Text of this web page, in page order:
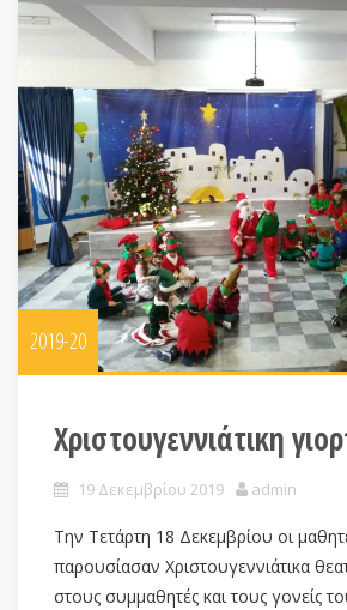
2019-20
Χριστουγεννιάτικη
19 Δεκεμβρίου 2019 admin
Την Τετάρτη 18 Δεκεμβρίου οι
παρουσίασαν Χριστουγεννιάτικα
στους συμμαθητές και τους γονείς